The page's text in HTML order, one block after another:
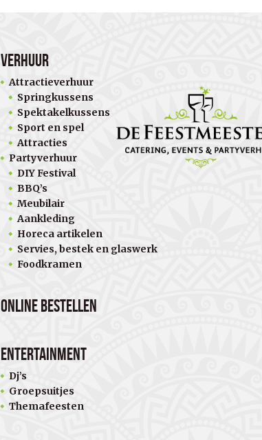
Verhuur
Attractieverhuur
Springkussens
Spektakelkussens
Sport en spel
Attracties
Partyverhuur
DIY Festival
BBQ’s
Meubilair
Aankleding
Horeca artikelen
Servies, bestek en glaswerk
Foodkramen
Online bestellen
Entertainment
Dj’s
Groepsuitjes
Themafeesten